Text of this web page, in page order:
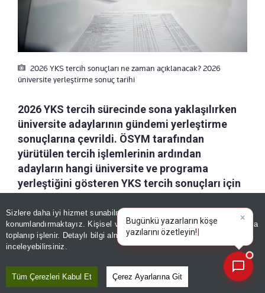
Sizlere daha iyi hizmet sunabilmek adına sitemizde
konumlandırmaktayız. Kişisel verileriniz, KVKK ve GDPR kapsamında
toplanıp işlenir. Detaylı bilgi almak içinAydınlatma Metnimizi
inceleyebilirsiniz.
Tüm Çerezleri Kabul Et Çerez Ayarlarına Git
2026 YKS tercih sonuçları ne zaman açıklanacak? 2026
üniversite yerleştirme sonuç tarihi
2026 YKS tercih sürecinde sona yaklaşılırken
üniversite adaylarının gündemi yerleştirme
sonuçlarına çevrildi. ÖSYM tarafından
yürütülen tercih işlemlerinin ardından
adayların hangi üniversite ve programa
yerleştiğini gösteren YKS tercih sonuçları için
Kaydet a-|+A
Üniversite hayali kuran adaylar için 2026 YKS
sürecinin tercih aşaması devam ediyor. Tercih
×
Bugünkü yazarların köşe
yazılarını özetle